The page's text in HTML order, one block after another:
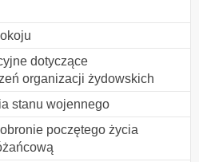
dotyczące
organizacji żydowskich
stanu wojennego
poczętego życia